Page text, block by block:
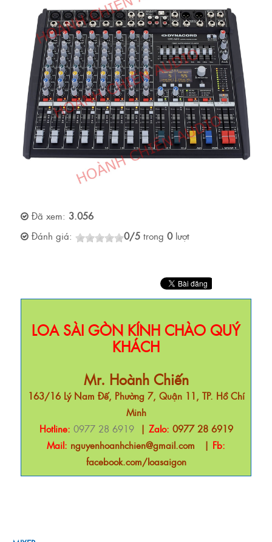
Đã xem: 3.056
Đánh giá:
0/5 trong 0lượt
LOA SÀI GÒN KÍNH CHÀO QUÝ
KHÁCH
Mr. Hoành Chiến
163/16 Lý Nam Đế, Phường 7, Quận 11, TP. Hồ Chí
Minh
Hotline: 0977 28 6919| Zalo: 0977 28 6919
Mail: nguyenhoanhchien@gmail.com | Fb:
facebook.com/loasaigon